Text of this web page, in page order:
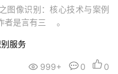
图像识别：核心技术与案例
者是言有三 。
服务
999+ 0 0